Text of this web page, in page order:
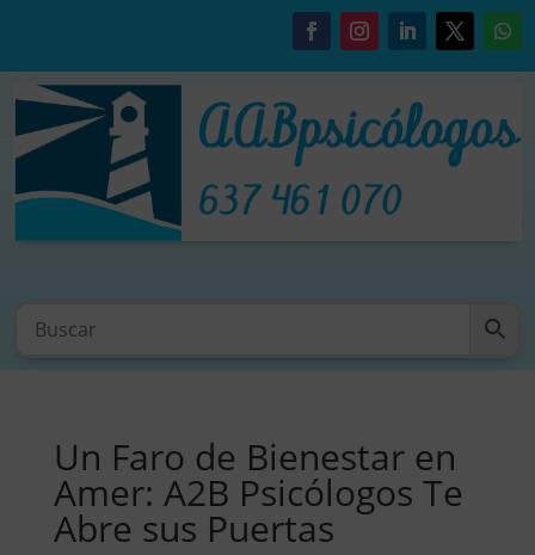
Un Faro de Bienestar en
Amer: A2B Psicólogos Te
Abre sus Puertas